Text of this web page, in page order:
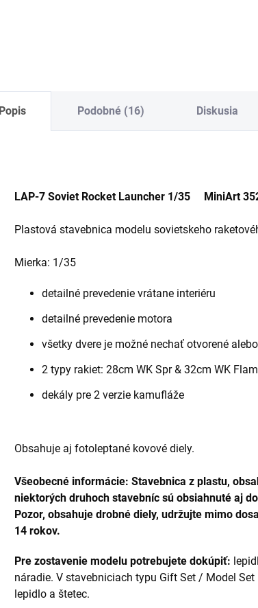
Popis Podobné (16) Diskusia
LAP-7 Soviet Rocket Launcher 1/35 MiniArt
Plastová stavebnica modelu sovietskeho
Mierka: 1/35
detailné prevedenie vrátane interiéru
detailné prevedenie motora
všetky dvere je možné nechať otvorené
2 typy rakiet: 28cm WK Spr & 32cm WK
dekály pre 2 verzie kamufláže
Obsahuje aj fotoleptané kovové diely.
Všeobecné informácie: Stavebnica z plastu,
niektorých druhoch stavebníc sú obsiahnuté aj
Pozor, obsahuje drobné diely, udržujte mimo
14 rokov.
Pre zostavenie modelu potrebujete dokúpiť:
náradie. V stavebniciach typu Gift Set / Model
lepidlo a štetec.